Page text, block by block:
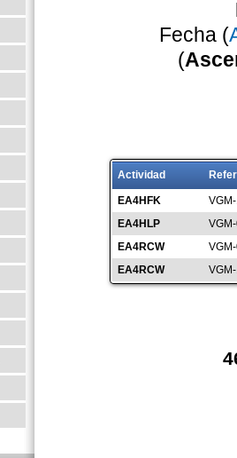
Fecha (
(
Actividad
EA4HFK
EA4HLP
EA4RCW
EA4RCW